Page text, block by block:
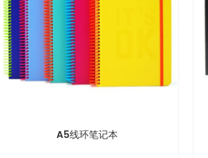
A5线环笔记本